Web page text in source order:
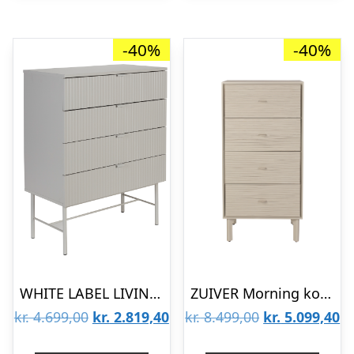
-40%
WHITE LABEL LIVING Cayo kommode, m. 4 skuffer – grå MDF og grå jern
kr.4.699,00 Den
kr. 2.819,40Den
-40%
ZUIVER Morning kommode, m. 4 skuffer – grå rattan/MDF/akacietræ
kr.8.499,00 Den
kr. 5.099,40